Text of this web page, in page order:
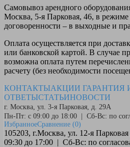
Самовывоз арендного
Москва, 5-я Парковая, 46, в
договоренности – в выходные и
Оплата осуществляется при
или банковской картой. В случае
возможна оплата путем
расчету (без необходимости
КОНТАКТЫАКЦИИ ГАРАНТИЯ
ОТВЕТЫСТАТЬИНОВОСТИ
г. Москва, ул. 3-я Парковая, д. 29А
Пн-Пт: с 09:00 до 18:00 | Сб-Вс: по
ИзбранноеСравнение (0)
105203, г.Москва, ул. 12-я
09:30 до 17:00 | Сб-Вс: по